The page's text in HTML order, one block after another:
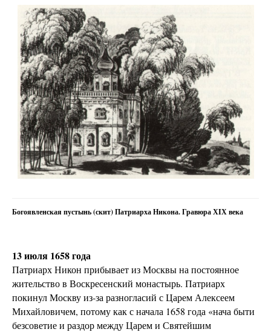
Богоявленская пустынь (скит) Патриарха Никона. Гравюра ХIХ века
13 июля 1658 года
Патриарх Никон прибывает из Москвы на постоянное
жительство в Воскресенский монастырь. Патриарх
покинул Москву из-за разногласий с Царем Алексеем
Михайловичем, потому как с начала 1658 года «нача быти
безсоветие и раздор между Царем и Святейшим